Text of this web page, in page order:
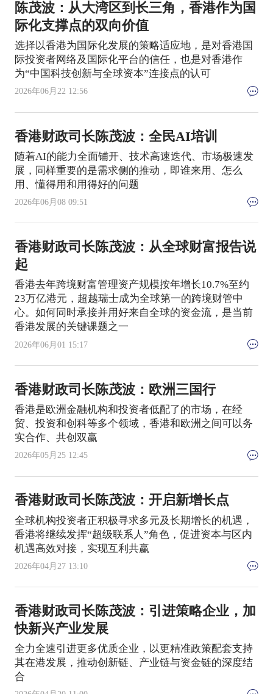
陈茂波：从大湾区到长三角，香港作为国
际化支撑点的双向价值
选择以香港为国际化发展的策略适应地，是对香港国
际投资者网络及国际化平台的信任，也是对香港作
为“中国科技创新与全球资本”连接点的认可
2026年06月22 12:56
香港财政司长陈茂波：全民AI培训
随着AI的能力全面铺开、技术高速迭代、市场极速发
展，同样重要的是需求侧的推动，即谁来用、怎么
用、懂得用和用得好的问题
2026年06月08 09:51
香港财政司长陈茂波：从全球财富报告说
起
香港去年跨境财富管理资产规模按年增长10.7%至约
23万亿港元，超越瑞士成为全球第一的跨境财管中
心。如何同时承接并用好来自全球的资金流，是当前
香港发展的关键课题之一
2026年06月01 15:17
香港财政司长陈茂波：欧洲三国行
香港是欧洲金融机构和投资者低配了的市场，在经
贸、投资和创科等多个领域，香港和欧洲之间可以务
实合作、共创双赢
2026年05月25 12:45
香港财政司长陈茂波：开启新增长点
全球机构投资者正积极寻求多元及长期增长的机遇，
香港将继续发挥“超级联系人”角色，促进资本与区内
机遇高效对接，实现互利共赢
2026年04月27 13:10
香港财政司长陈茂波：引进策略企业，加
快新兴产业发展
全力全速引进更多优质企业，以更精准政策配套支持
其在港发展，推动创新链、产业链与资金链的深度结
合